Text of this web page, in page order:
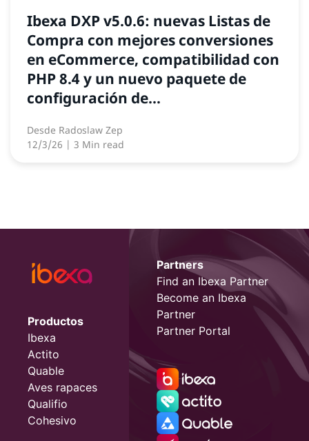
Ibexa DXP v5.0.6: nuevas Listas de
Compra con mejores conversiones
en eCommerce, compatibilidad con
PHP 8.4 y un nuevo paquete de
configuración de...
Desde Radoslaw Zep
12/3/26 | 3 Min read